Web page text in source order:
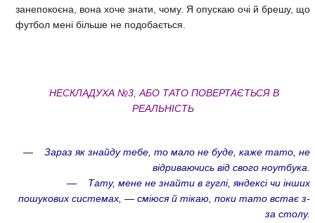
занепокоєна, вона хоче знати, чому. Я опускаю очі й брешу, що
футбол мені більше не подобається.
НЕСКЛАДУХА №3, АБО ТАТО ПОВЕРТАЄТЬСЯ В
РЕАЛЬНІСТЬ
— Зараз як знайду тебе, то мало не буде, каже тато, не
відриваючись від свого ноутбука.
— Тату, мене не знайти в гуглі, яндексі чи інших
пошукових системах, — сміюся й тікаю, поки тато встає з-
за столу.